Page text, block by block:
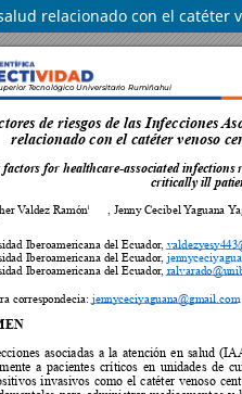
relacionado con el catéter